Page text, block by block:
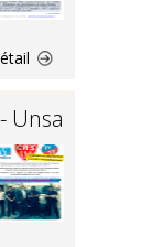
Unsa